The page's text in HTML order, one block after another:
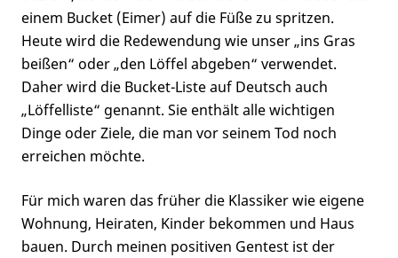
einem Bucket (Eimer) auf die Füße zu spritzen.
Heute wird die Redewendung wie unser „ins Gras
beißen“ oder „den Löffel abgeben“ verwendet.
Daher wird die Bucket-Liste auf Deutsch auch
„Löffelliste“ genannt. Sie enthält alle wichtigen
Dinge oder Ziele, die man vor seinem Tod noch
erreichen möchte.
Für mich waren das früher die Klassiker wie eigene
Wohnung, Heiraten, Kinder bekommen und Haus
bauen. Durch meinen positiven Gentest ist der